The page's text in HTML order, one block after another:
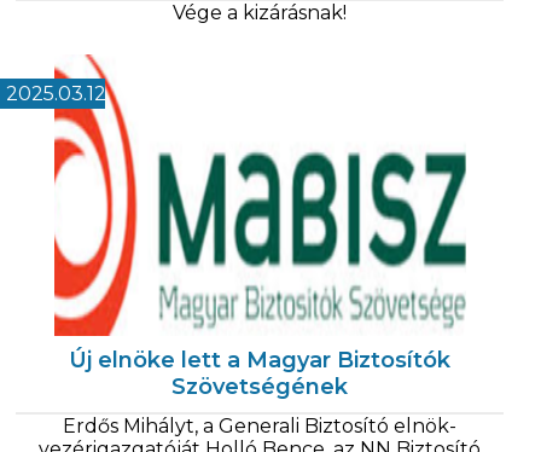
Vége a kizárásnak!
2025.03.12
Új elnöke lett a Magyar Biztosítók
Szövetségének
Erdős Mihályt, a Generali Biztosító elnök-